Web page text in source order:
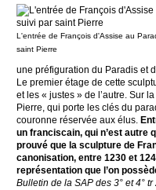
L'entrée de François d'Assise au
saint Pierre
une préfiguration du Paradis et
Le premier étage de cette
et les « justes » de l’autre. Sur
Pierre, qui porte les clés du
couronne réservée aux élus.
un franciscain, qui n’est autre
prouvé que la sculpture de
canonisation, entre 1230 et
représentation que l’on
Bulletin de la SAP des 3° et 4° tr